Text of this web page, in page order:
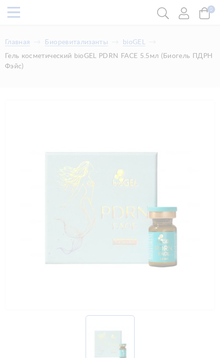
0
Главная Биоревитализанты
bioGEL
Гель косметический bioGEL PDRN FACE 5.5мл (Биогель ПДРН
Фэйс)